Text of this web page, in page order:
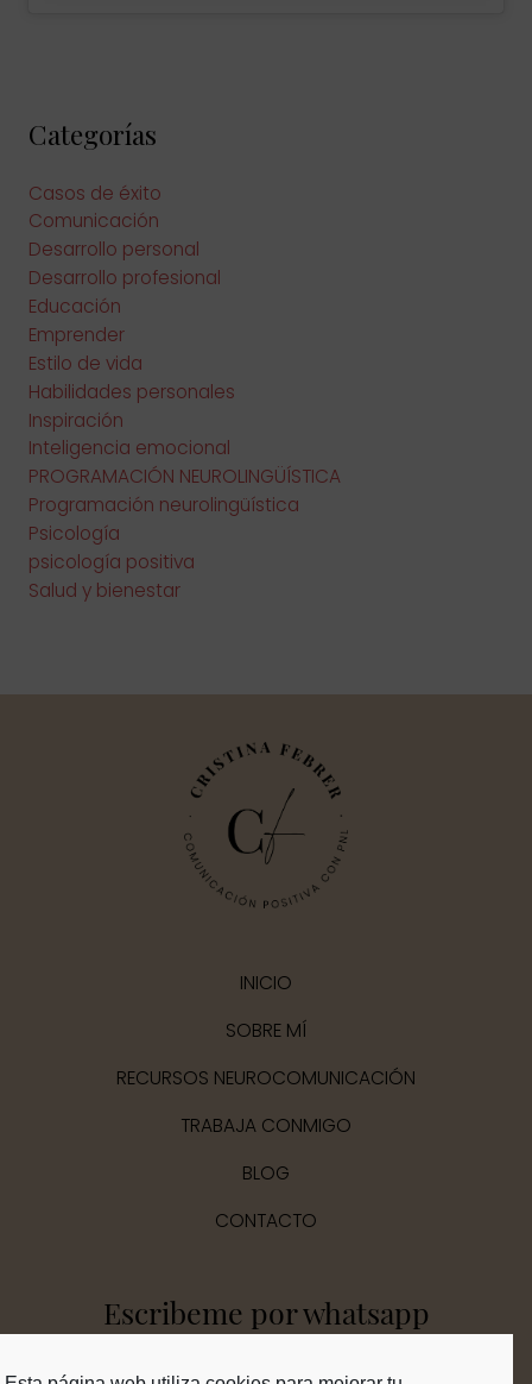
Categorías
Casos de éxito
Comunicación
Desarrollo personal
Desarrollo profesional
Educación
Emprender
Estilo de vida
Habilidades personales
Inspiración
Inteligencia emocional
PROGRAMACIÓN NEUROLINGÜÍSTICA
Programación neurolingüística
Psicología
psicología positiva
Salud y bienestar
INICIO
SOBRE MÍ
RECURSOS NEUROCOMUNICACIÓN
TRABAJA CONMIGO
BLOG
CONTACTO
Escribeme por whatsapp